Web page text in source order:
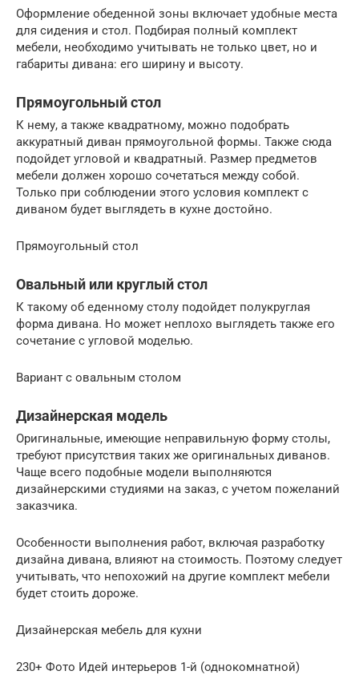
Оформление обеденной зоны включает удобные места
для сидения и стол. Подбирая полный комплект
мебели, необходимо учитывать не только цвет, но и
габариты дивана: его ширину и высоту.
Прямоугольный стол
К нему, а также квадратному, можно подобрать
аккуратный диван прямоугольной формы. Также сюда
подойдет угловой и квадратный. Размер предметов
мебели должен хорошо сочетаться между собой.
Только при соблюдении этого условия комплект с
диваном будет выглядеть в кухне достойно.
Прямоугольный стол
Овальный или круглый стол
К такому об еденному столу подойдет полукруглая
форма дивана. Но может неплохо выглядеть также его
сочетание с угловой моделью.
Вариант с овальным столом
Дизайнерская модель
Оригинальные, имеющие неправильную форму столы,
требуют присутствия таких же оригинальных диванов.
Чаще всего подобные модели выполняются
дизайнерскими студиями на заказ, с учетом пожеланий
заказчика.
Особенности выполнения работ, включая разработку
дизайна дивана, влияют на стоимость. Поэтому следует
учитывать, что непохожий на другие комплект мебели
будет стоить дороже.
Дизайнерская мебель для кухни
230+ Фото Идей интерьеров 1-й (однокомнатной)